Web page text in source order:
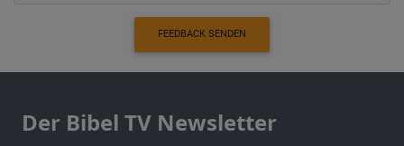
FEEDBACK SENDEN
Der Bibel TV Newsletter